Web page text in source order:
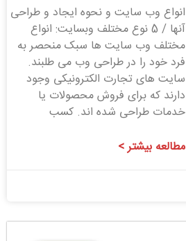
انواع وب سایت و نحوه ایجاد و طراحی
آنها / 5 نوع مختلف وبسایت: انواع
مختلف وب سایت ها سبک منحصر به
فرد خود را در طراحی وب می طلبند.
سایت های تجارت الکترونیکی وجود
دارند که برای فروش محصولات یا
خدمات طراحی شده اند. کسب
مطالعه بیشتر >